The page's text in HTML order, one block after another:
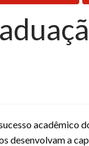
desenvolvam a